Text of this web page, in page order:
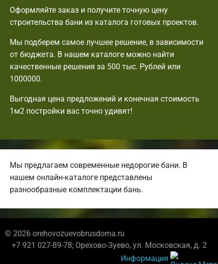
Оформляйте заказ и получите точную цену
строительства бани из каталога готовых проектов.
Мы подберем самое лучшее решение, в зависимости
от бюджета. В нашем каталоге можно найти
качественные решения за 500 тыс. Рублей или
1000000.
Выгодная цена предложений и конечная стоимость
1м2 постройки вас точно удивят!
Мы предлагаем современные недорогие бани. В
нашем онлайн-каталоге представлены
разнообразные комплектации бань.
© 2026 orehovozuevobrusdoma.ru
+7 921 027-89-78; Орехово-Зуево, ул. Московская, д. 2
Информация